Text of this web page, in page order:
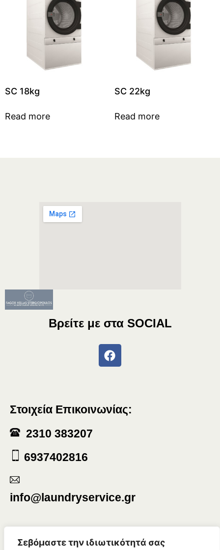
Σεβόμαστε την ιδιωτικότητά σας
SC 18kg
Read more
SC 22kg
Read more
Βρείτε με σταSOCIAL
Στοιχεία Επικοινωνίας:
2310 383207
6937402816
info@laundryservice.gr